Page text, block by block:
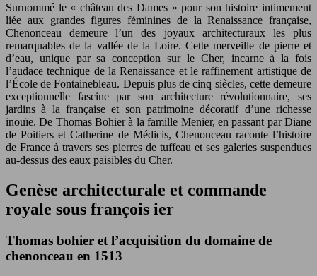
Surnommé le « château des Dames » pour son histoire intimement
liée aux grandes figures féminines de la Renaissance française,
Chenonceau demeure l’un des joyaux architecturaux les plus
remarquables de la vallée de la Loire. Cette merveille de pierre et
d’eau, unique par sa conception sur le Cher, incarne à la fois
l’audace technique de la Renaissance et le raffinement artistique de
l’École de Fontainebleau. Depuis plus de cinq siècles, cette demeure
exceptionnelle fascine par son architecture révolutionnaire, ses
jardins à la française et son patrimoine décoratif d’une richesse
inouïe. De Thomas Bohier à la famille Menier, en passant par Diane
de Poitiers et Catherine de Médicis, Chenonceau raconte l’histoire
de France à travers ses pierres de tuffeau et ses galeries suspendues
au-dessus des eaux paisibles du Cher.
Genèse architecturale et commande
royale sous françois ier
Thomas bohier et l’acquisition du domaine de
chenonceau en 1513